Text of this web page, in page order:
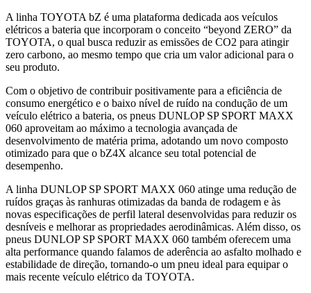
A linha TOYOTA bZ é uma plataforma dedicada aos veículos
elétricos a bateria que incorporam o conceito “beyond ZERO” da
TOYOTA, o qual busca reduzir as emissões de CO2 para atingir
zero carbono, ao mesmo tempo que cria um valor adicional para o
seu produto.
Com o objetivo de contribuir positivamente para a eficiência de
consumo energético e o baixo nível de ruído na condução de um
veículo elétrico a bateria, os pneus DUNLOP SP SPORT MAXX
060 aproveitam ao máximo a tecnologia avançada de
desenvolvimento de matéria prima, adotando um novo composto
otimizado para que o bZ4X alcance seu total potencial de
desempenho.
A linha DUNLOP SP SPORT MAXX 060 atinge uma redução de
ruídos graças às ranhuras otimizadas da banda de rodagem e às
novas especificações de perfil lateral desenvolvidas para reduzir os
desníveis e melhorar as propriedades aerodinâmicas. Além disso, os
pneus DUNLOP SP SPORT MAXX 060 também oferecem uma
alta performance quando falamos de aderência ao asfalto molhado e
estabilidade de direção, tornando-o um pneu ideal para equipar o
mais recente veículo elétrico da TOYOTA.